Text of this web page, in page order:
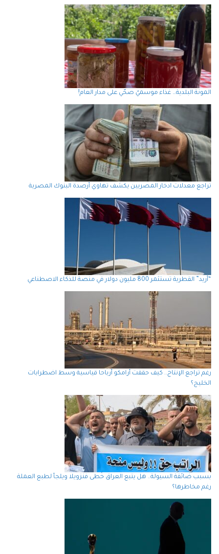
المونة البلدية… غذاء موسميّ صحّي على مدار العام!
تراجع معدلات ادخار المصريين يكشف تهاوي أرصدة البنوك المصرية
“أريد” القطرية تستثمر 800 مليون دولار في منصة للذكاء الاصطناعي
رغم تراجع الإنتاج.. كيف حققت أرامكو أرباحا قياسية وسط اضطرابات
الخليج؟
بسبب ضائقة السيولة.. هل يتبع العراق خُطى فنزويلا ويلجأ لطبع العملة
رغم مخاطرها؟